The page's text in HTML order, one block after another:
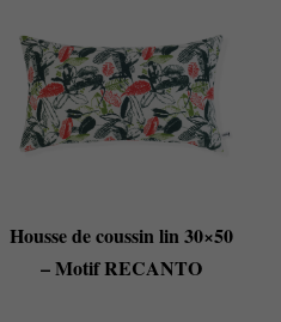
Housse de coussin lin 30×50
– Motif RECANTO